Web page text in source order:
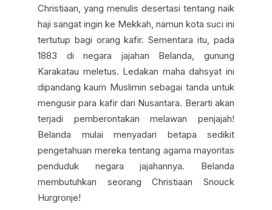
Christiaan, yang menulis desertasi tentang naik
haji sangat ingin ke Mekkah, namun kota suci ini
tertutup bagi orang kafir. Sementara itu, pada
1883 di negara jajahan Belanda, gunung
Karakatau meletus. Ledakan maha dahsyat ini
dipandang kaum Muslimin sebagai tanda untuk
mengusir para kafir dari Nusantara. Berarti akan
terjadi pemberontakan melawan penjajah!
Belanda mulai menyadari betapa sedikit
pengetahuan mereka tentang agama mayoritas
penduduk negara jajahannya. Belanda
membutuhkan seorang Christiaan Snouck
Hurgronje!